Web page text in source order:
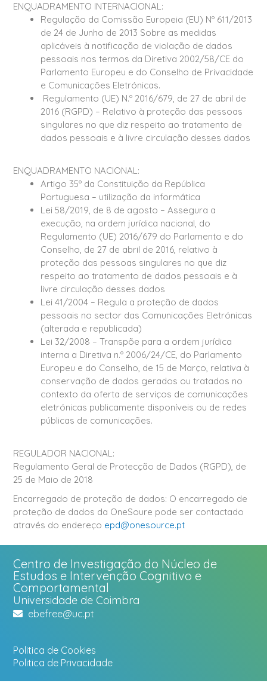
ENQUADRAMENTO INTERNACIONAL:
Regulação da Comissão Europeia (EU) Nº 611/2013
de 24 de Junho de 2013 Sobre as medidas
aplicáveis à notificação de violação de dados
pessoais nos termos da Diretiva 2002/58/CE do
Parlamento Europeu e do Conselho de Privacidade
e Comunicações Eletrónicas.
Regulamento (UE) N.º 2016/679, de 27 de abril de
2016 (RGPD) – Relativo à proteção das pessoas
singulares no que diz respeito ao tratamento de
dados pessoais e à livre circulação desses dados
ENQUADRAMENTO NACIONAL:
Artigo 35º da Constituição da República
Portuguesa – utilização da informática
Lei 58/2019, de 8 de agosto – Assegura a
execução, na ordem jurídica nacional, do
Regulamento (UE) 2016/679 do Parlamento e do
Conselho, de 27 de abril de 2016, relativo à
proteção das pessoas singulares no que diz
respeito ao tratamento de dados pessoais e à
livre circulação desses dados
Lei 41/2004 – Regula a proteção de dados
pessoais no sector das Comunicações Eletrónicas
(alterada e republicada)
Lei 32/2008 – Transpõe para a ordem jurídica
interna a Diretiva n.º 2006/24/CE, do Parlamento
Europeu e do Conselho, de 15 de Março, relativa à
conservação de dados gerados ou tratados no
contexto da oferta de serviços de comunicações
eletrónicas publicamente disponíveis ou de redes
públicas de comunicações.
REGULADOR NACIONAL:
Regulamento Geral de Protecção de Dados (RGPD), de
25 de Maio de 2018
Encarregado de proteção de dados: O encarregado de
proteção de dados da OneSoure pode ser contactado
através do endereço epd@onesource.pt
Centro de Investigação do Núcleo de
Estudos e Intervenção Cognitivo e
Comportamental
Universidade de Coimbra
ebefree@uc.pt
Politica de Cookies
Politica de Privacidade